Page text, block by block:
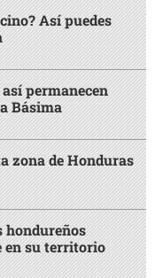
Así puedes
permanecen
Básima
zona de Honduras
hondureños
en su territorio